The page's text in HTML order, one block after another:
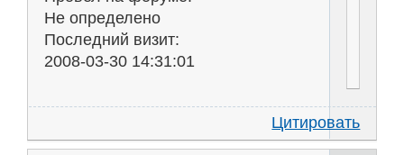
Не определено
Последний визит:
2008-03-30 14:31:01
Цитировать